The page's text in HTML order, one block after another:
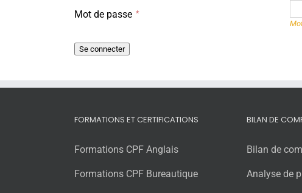
Mot de passe
FORMATIONS ET CERTIFICATIONS
Formations CPF Anglais
Formations CPF Bureautique
BILAN DE
Bilan de
Analyse de